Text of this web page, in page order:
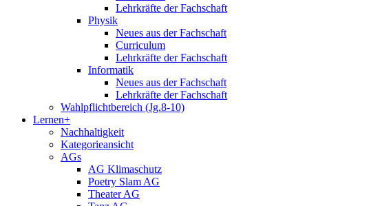
Lehrkräfte der Fachschaft
Physik
Neues aus der Fachschaft
Curriculum
Lehrkräfte der Fachschaft
Informatik
Neues aus der Fachschaft
Lehrkräfte der Fachschaft
Wahlpflichtbereich (Jg.8-10)
Lernen+
Nachhaltigkeit
Kategorieansicht
AGs
AG Klimaschutz
Poetry Slam AG
Theater AG